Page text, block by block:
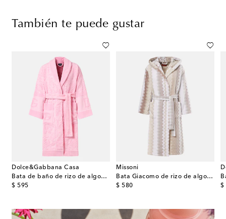
También te puede gustar
Dolce&Gabbana Casa
Bata de baño de rizo de algodón con DG
$ 595
original price
Missoni
Bata Giacomo de rizo de algodón en zigzag
$ 580
original price $